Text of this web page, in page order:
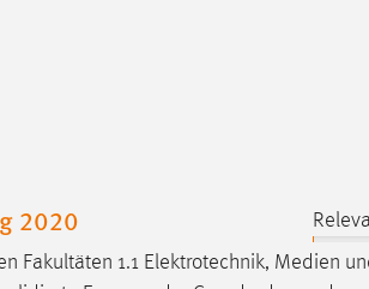
2020
Fakultäten 1.1 Elektrotechnik, Medien